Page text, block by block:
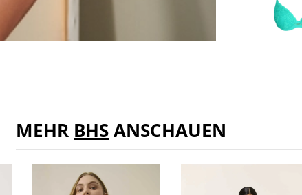
MEHR BHSANSCHAUEN